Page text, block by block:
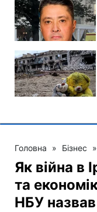
Головна » Бізнес »
Як війна в
та
НБУ назвав